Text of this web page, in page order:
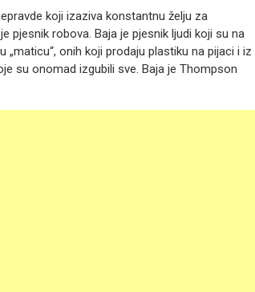
koji izaziva konstantnu želju za
pjesnik robova. Baja je pjesnik ljudi koji su na
onih koji prodaju plastiku na pijaci i iz
su onomad izgubili sve. Baja je Thompson